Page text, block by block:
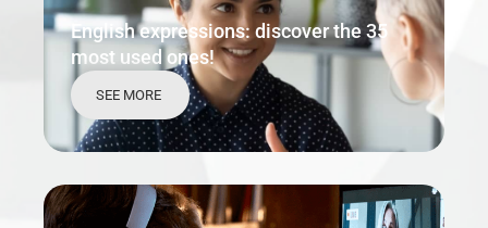
English expressions: discover the 35
most used ones!
SEE MORE